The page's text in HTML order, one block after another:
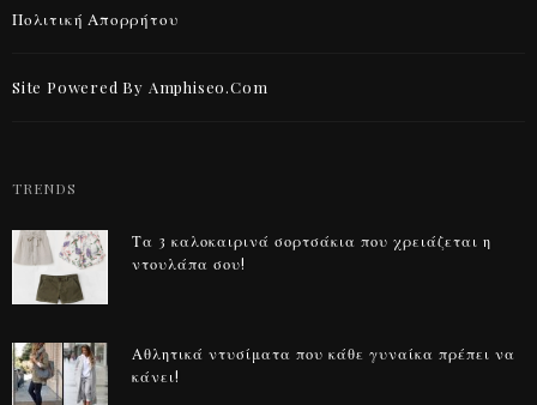
Πολιτική Απορρήτου
Site Powered By Amphiseo.com
TRENDS
Τα 3 καλοκαιρινά σορτσάκια που χρειάζεται η
ντουλάπα σου!
Αθλητικά ντυσίματα που κάθε γυναίκα πρέπει να
κάνει!